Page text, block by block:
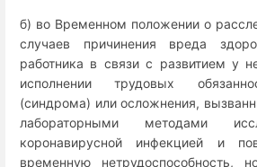
б) во Временном положении о
случаев причинения вреда
работника в связи с развитием у
исполнении трудовых
(синдрома) или осложнения,
лабораторными методами
коронавирусной инфекцией и
временную нетрудоспособность,